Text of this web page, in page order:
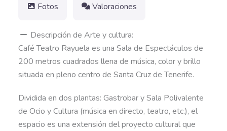
Fotos Valoraciones
Descripción de Arte y cultura:
Café Teatro Rayuela es una Sala de Espectáculos de
200 metros cuadrados llena de música, color y brillo
situada en pleno centro de Santa Cruz de Tenerife.
Dividida en dos plantas: Gastrobar y Sala Polivalente
de Ocio y Cultura (música en directo, teatro, etc.), el
espacio es una extensión del proyecto cultural que